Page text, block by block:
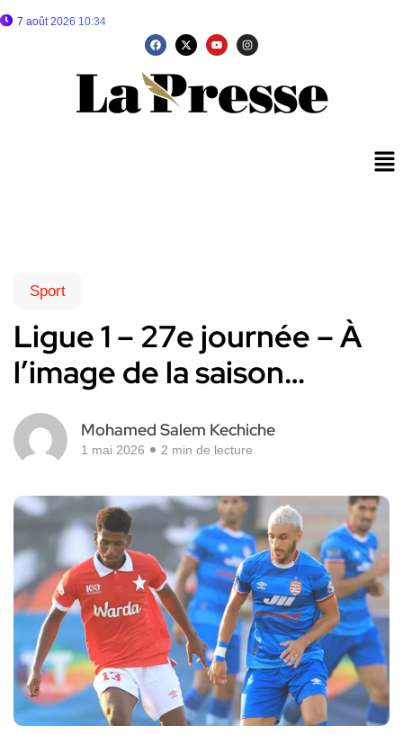
7 août 2026 10:34
Sport
Ligue 1 – 27e journée – À
l’image de la saison…
Mohamed Salem Kechiche
1 mai 2026 2 min de lecture